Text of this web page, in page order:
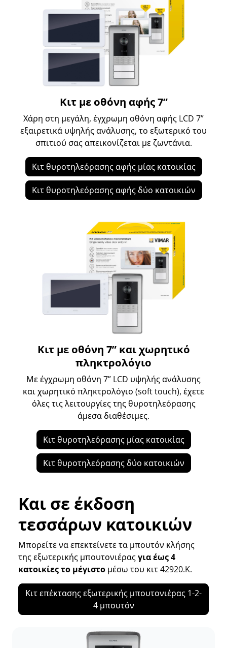
Κιτ με οθόνη αφής 7”
Χάρη στη μεγάλη, έγχρωμη οθόνη αφής LCD 7”
εξαιρετικά υψηλής ανάλυσης, το εξωτερικό του
σπιτιού σας απεικονίζεται με ζωντάνια.
Κιτ θυροτηλεόρασης αφής μίας κατοικίας
Κιτ θυροτηλεόρασης αφής δύο κατοικιών
Κιτ με οθόνη 7” και χωρητικό
πληκτρολόγιο
Με έγχρωμη οθόνη 7” LCD υψηλής ανάλυσης
και χωρητικό πληκτρολόγιο (soft touch), έχετε
όλες τις λειτουργίες της θυροτηλεόρασης
άμεσα διαθέσιμες.
Κιτ θυροτηλεόρασης μίας κατοικίας
Κιτ θυροτηλεόρασης δύο κατοικιών
Και σε έκδοση
τεσσάρων κατοικιών
Μπορείτε να επεκτείνετε τα μπουτόν κλήσης
της εξωτερικής μπουτονιέραςγια έως 4
κατοικίες το μέγιστο μέσω του κιτ 42920.K.
Κιτ επέκτασης εξωτερικής μπουτονιέρας 1-2-
4 μπουτόν